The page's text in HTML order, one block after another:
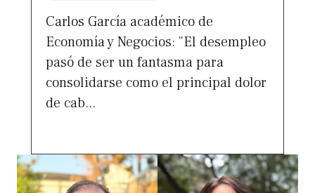
Carlos García académico de
Economía y Negocios: “El desempleo
pasó de ser un fantasma para
consolidarse como el principal dolor
de cab...